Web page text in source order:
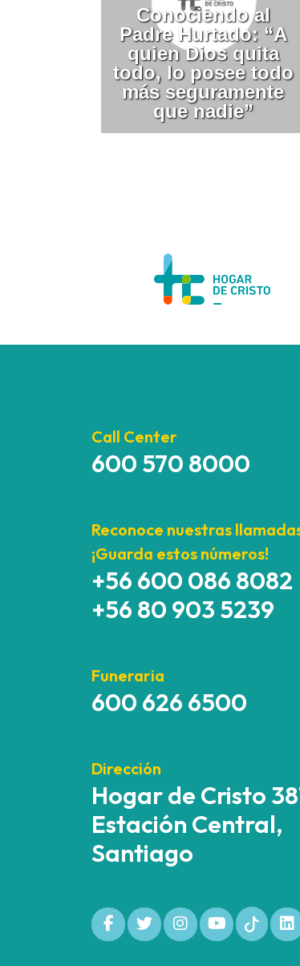
Conociendo al
Padre Hurtado: “A
quien Dios quita
todo, lo posee todo
más seguramente
que nadie”
Call Center
600 570 8000
Reconoce nuestras
¡Guarda estos números!
+56 600 086 8082
+56 80 903 5239
Funeraria
600 626 6500
Dirección
Hogar de Cristo
Estación Central,
Santiago